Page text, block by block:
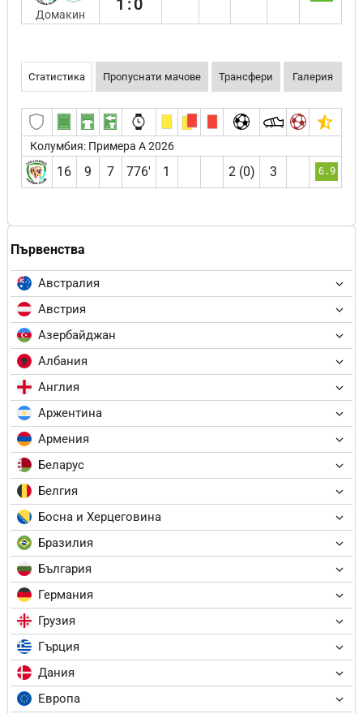
Първенства
Австралия
Австрия
Азербайджан
Албания
Англия
Аржентина
Армения
Беларус
Белгия
Босна и Херцеговина
Бразилия
България
Германия
Грузия
Гърция
Дания
Европа
Домакин
1:0
Статистика Пропуснати мачове Трансфери Галерия
Колумбия: Примера А 2026
16 9 7 776′ 1 2 (0) 3 6.9